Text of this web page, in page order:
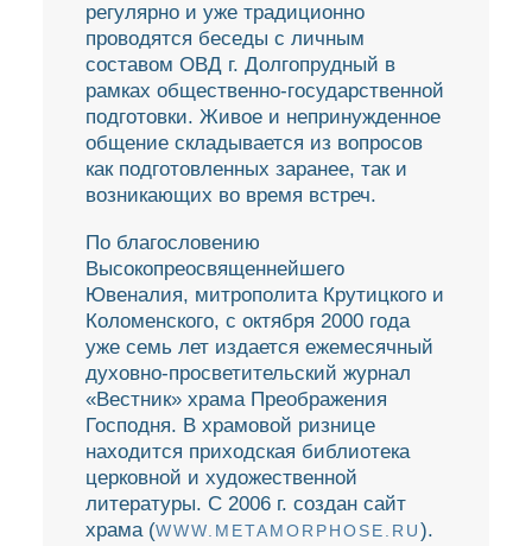
регулярно и уже традиционно
проводятся беседы с личным
составом ОВД г. Долгопрудный в
рамках общественно-государственной
подготовки. Живое и непринужденное
общение складывается из вопросов
как подготовленных заранее, так и
возникающих во время встреч.
По благословению
Высокопреосвященнейшего
Ювеналия, митрополита Крутицкого и
Коломенского, с октября 2000 года
уже семь лет издается ежемесячный
духовно-просветительский журнал
«Вестник» храма Преображения
Господня. В храмовой ризнице
находится приходская библиотека
церковной и художественной
литературы. С 2006 г. создан сайт
храма (WWW.METAMORPHOSE.RU).